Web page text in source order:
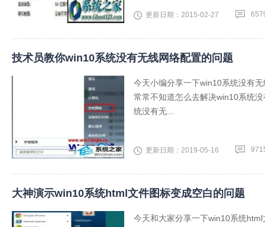
更新日期：2015-02-27
技术员教你win10系统没有无线网络配置的问题
今天小编分享一下win10系统没有
常常不知道怎么去解决win10系统
统没有无...
更新日期：2019-05-16
大神演示win10系统html文件图标变成空白的问题
今天和大家分享一下win10系统